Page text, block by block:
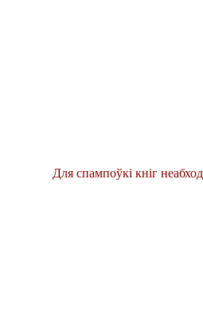
Для спампоўкі кніг